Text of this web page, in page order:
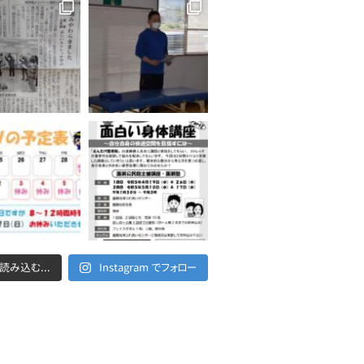
み込む... Instagram でフォロー